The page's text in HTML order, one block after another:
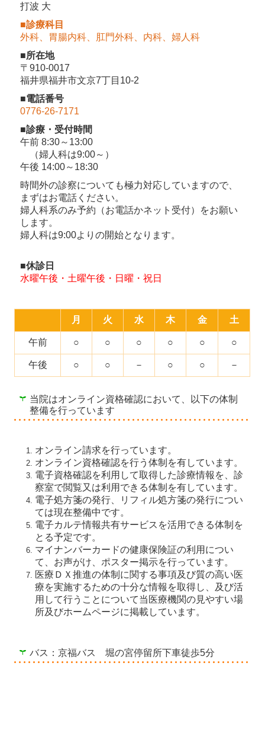
打波 大
■診療科目
外科、胃腸内科、肛門外科、内科、婦人科
■所在地
〒910-0017
福井県福井市文京7丁目10-2
■電話番号
0776-26-7171
■診療・受付時間
午前 8:30～13:00
（婦人科は9:00～）
午後 14:00～18:30
時間外の診察についても極力対応していますので、
まずはお電話ください。
婦人科系のみ予約（お電話かネット受付）をお願い
します。
婦人科は9:00よりの開始となります。
■休診日
水曜午後・土曜午後・日曜・祝日
月 火 水 木 金 土
午前 ○ ○ ○ ○ ○ ○
午後 ○ ○ － ○ ○ －
当院はオンライン資格確認において、以下の体制
整備を行っています
オンライン請求を行っています。
オンライン資格確認を行う体制を有しています。
電子資格確認を利用して取得した診療情報を、診
察室で閲覧又は利用できる体制を有しています。
電子処方箋の発行、リフィル処方箋の発行につい
ては現在整備中です。
電子カルテ情報共有サービスを活用できる体制を
とる予定です。
マイナンバーカードの健康保険証の利用につい
て、お声がけ、ポスター掲示を行っています。
医療ＤＸ推進の体制に関する事項及び質の高い医
療を実施するための十分な情報を取得し、及び活
用して行うことについて当医療機関の見やすい場
所及びホームページに掲載しています。
バス：京福バス 堀の宮停留所下車徒歩5分